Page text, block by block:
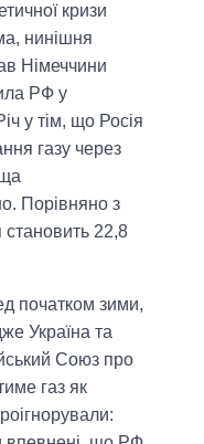
кризи
нинішня
Німеччини
РФ у
у тім, що Росія
газу через
Порівняно з
22,8
початком зими,
Україна та
Союз про
газ як